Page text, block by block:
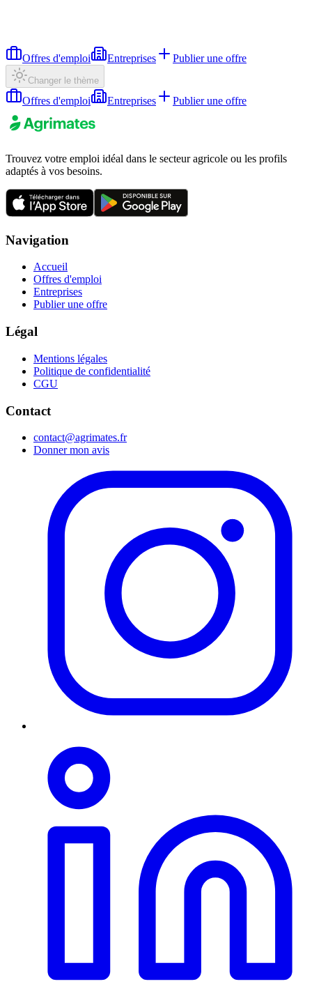
Offres d'emploi Entreprises Publier une offre
Changer le thème
Offres d'emploi Entreprises Publier une offre
Trouvez votre emploi idéal dans le secteur agricole ou les profils
adaptés à vos besoins.
Navigation
Accueil
Offres d'emploi
Entreprises
Publier une offre
Légal
Mentions légales
Politique de confidentialité
CGU
Contact
contact@agrimates.fr
Donner mon avis